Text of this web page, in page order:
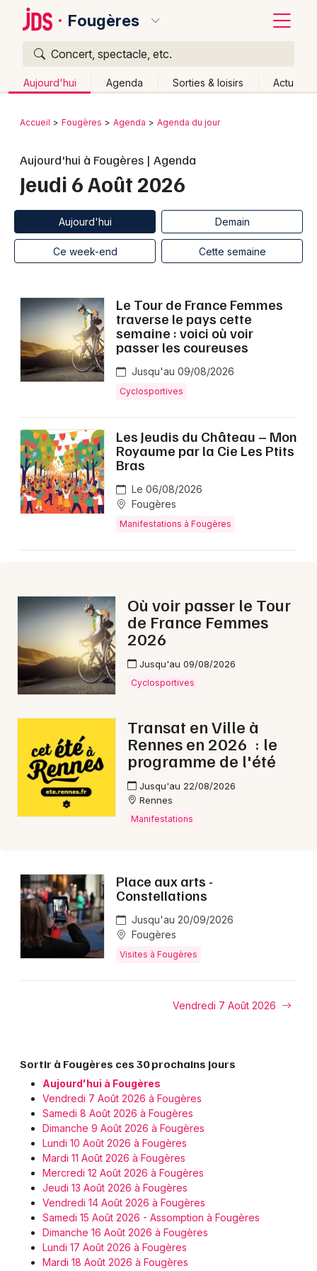
Fougères
Concert, spectacle, etc.
Aujourd'hui Agenda Sorties & loisirs Actu
Publier un événement
Grands événements
Activité & Expérience
Foires & salons
Spectacles
Concerts
Sports
Soirées
Sorties famille
Expos
Sorties & loisirs
Aujourd'hui en Bretagne
Artistes en tournée
Actus à Fougères
Magazine à Fougères
Choisir mes départements
Je m'abonne
Colmar
Lille
Lyon
Marseille
Mulhouse
Montpellier
Nantes
Nice
Strasbourg
Toulouse
Toutes les villes
Retour
Accueil Fougères Agenda Agenda du jour
Aujourd'hui à Fougères | Agenda
Jeudi 6 Août 2026
Aujourd'hui Demain
Ce week-end Cette semaine
Le Tour de France Femmes
traverse le pays cette
semaine : voici où voir
passer les coureuses
Jusqu'au 09/08/2026
Cyclosportives
Les Jeudis du Château – Mon
Royaume par la Cie Les Ptits
Bras
Le 06/08/2026
Fougères
Manifestations à Fougères
Où voir passer le Tour
de France Femmes
2026
Jusqu'au 09/08/2026
Cyclosportives
Transat en Ville à
Rennes en 2026 : le
programme de l'été
Jusqu'au 22/08/2026
Rennes
Manifestations
Place aux arts -
Constellations
Jusqu'au 20/09/2026
Fougères
Visites à Fougères
Vendredi 7 Août 2026
Sortir à Fougères ces 30 prochains jours
Aujourd'hui à Fougères
Vendredi 7 Août 2026 à Fougères
Samedi 8 Août 2026 à Fougères
Dimanche 9 Août 2026 à Fougères
Lundi 10 Août 2026 à Fougères
Mardi 11 Août 2026 à Fougères
Mercredi 12 Août 2026 à Fougères
Jeudi 13 Août 2026 à Fougères
Vendredi 14 Août 2026 à Fougères
Samedi 15 Août 2026 - Assomption à Fougères
Dimanche 16 Août 2026 à Fougères
Lundi 17 Août 2026 à Fougères
Mardi 18 Août 2026 à Fougères
Quoi ?
Où ?
Partout
Près de moi Changer de lieu
Quand ?
Aujourd'hui
Demain Ce week-end Autre